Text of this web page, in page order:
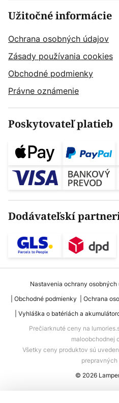
Užitočné informácie
Ochrana osobných údajov
Zásady používania cookies
Obchodné podmienky
Právne oznámenie
Poskytovateľ platieb
Dodávateľskí
Nastavenia ochrany osobných
Obchodné podmienky
Ochrana
Vyhláška o batériách a
Prečiarknuté ceny na
maloobchodnej
Všetky ceny produktov sú
© 2026